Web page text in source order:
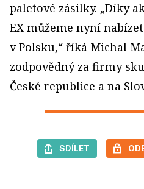
paletové zásilky. „Díky
EX můžeme nyní
v Polsku,“ říká Michal
zodpovědný za firmy
České republice a na
SDÍLET